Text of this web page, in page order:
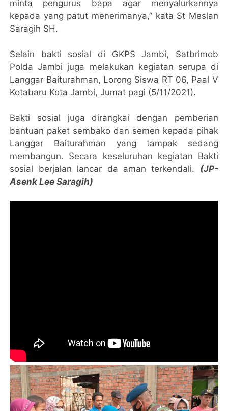
minta pengurus bapa agar menyalurkannya
kepada yang patut menerimanya,” kata St Meslan
Saragih SH.
Selain bakti sosial di GKPS Jambi, Satbrimob
Polda Jambi juga melakukan kegiatan serupa di
Langgar Baiturahman, Lorong Siswa RT 06, Paal V
Kotabaru Kota Jambi, Jumat pagi (5/11/2021).
Bakti sosial juga dirangkai dengan pemberian
bantuan paket sembako dan semen kepada pihak
Langgar Baiturahman yang tampak sedang
membangun. Secara keseluruhan kegiatan Bakti
sosial berjalan lancar da aman terkendali. (JP-
Asenk Lee Saragih)